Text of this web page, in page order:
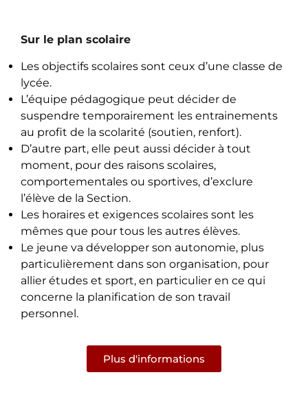
Sur le plan scolaire
Les objectifs scolaires sont ceux d’une classe de
lycée.
L’équipe pédagogique peut décider de
suspendre temporairement les entrainements
au profit de la scolarité (soutien, renfort).
D’autre part, elle peut aussi décider à tout
moment, pour des raisons scolaires,
comportementales ou sportives, d’exclure
l’élève de la Section.
Les horaires et exigences scolaires sont les
mêmes que pour tous les autres élèves.
Le jeune va développer son autonomie, plus
particulièrement dans son organisation, pour
allier études et sport, en particulier en ce qui
concerne la planification de son travail
personnel.
Plus d'informations